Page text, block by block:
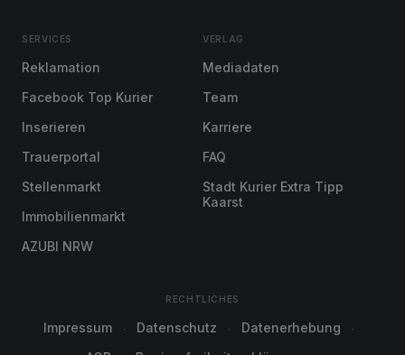
SERVICES
Reklamation
Facebook Top Kurier
Inserieren
Trauerportal
Stellenmarkt
Immobilienmarkt
AZUBI NRW
VERLAG
Mediadaten
Team
Karriere
FAQ
Stadt Kurier Extra Tipp
Kaarst
RECHTLICHES
Impressum Datenschutz
Datenerhebung